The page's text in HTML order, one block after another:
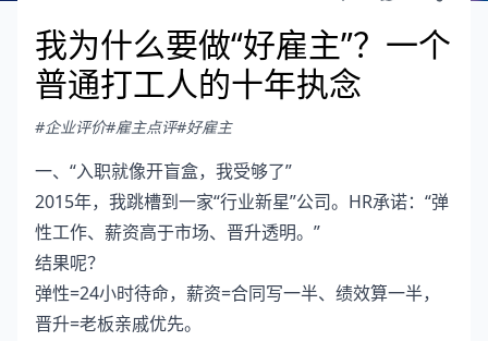
我为什么要做“好雇主”？一个
普通打工人的十年执念
#企业评价#雇主点评#好雇主
一、“入职就像开盲盒，我受够了”
2015年，我跳槽到一家“行业新星”公司。HR承诺：“弹
性工作、薪资高于市场、晋升透明。”
结果呢？
弹性=24小时待命，薪资=合同写一半、绩效算一半，
晋升=老板亲戚优先。